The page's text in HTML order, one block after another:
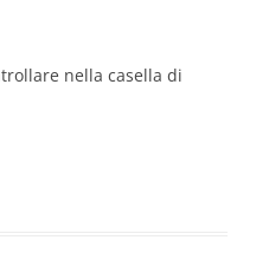
nella casella di